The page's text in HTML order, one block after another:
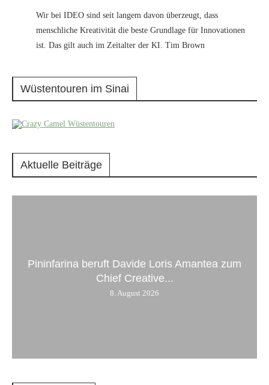
Wir bei IDEO sind seit langem davon überzeugt, dass
menschliche Kreativität die beste Grundlage für Innovationen
ist. Das gilt auch im Zeitalter der KI. Tim Brown
Wüstentouren im Sinai
Aktuelle Beiträge
Pininfarina beruft Davide Loris Amantea zum
Chief Creative...
8. August 2026